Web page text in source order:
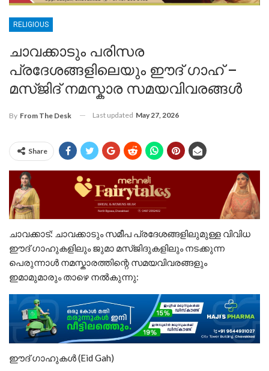
RELIGIOUS
​ചാവക്കാടും പരിസര
പ്രദേശങ്ങളിലെയും ഈദ് ഗാഹ് –
മസ്ജിദ് നമസ്കാര സമയവിവരങ്ങൾ
By From The Desk Last updated May 27, 2026
Share
ചാവക്കാട്: ചാവക്കാടും സമീപ പ്രദേശങ്ങളിലുമുള്ള വിവിധ
ഈദ് ഗാഹുകളിലും ജുമാ മസ്ജിദുകളിലും നടക്കുന്ന
പെരുന്നാൾ നമസ്കാരത്തിന്റെ സമയവിവരങ്ങളും
ഇമാമുമാരും താഴെ നൽകുന്നു:
ഈദ് ഗാഹുകൾ (Eid Gah)